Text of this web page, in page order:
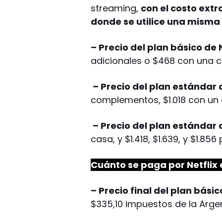
streaming, con el costo
donde se utilice una
– Precio del plan básico de
adicionales o $468 con una
– Precio del plan estándar
complementos, $1.018 con
– Precio del plan estándar
casa, y $1.418, $1.639, y
Cuánto se paga por Netflix
– Precio final del plan
$335,10 impuestos de la